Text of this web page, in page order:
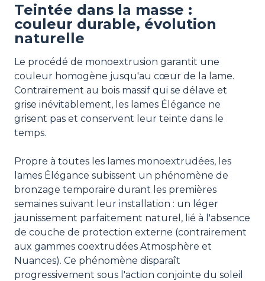
Teintée dans la masse :
couleur durable, évolution
naturelle
Le procédé de monoextrusion garantit une
couleur homogène jusqu'au cœur de la lame.
Contrairement au bois massif qui se délave et
grise inévitablement, les lames Élégance ne
grisent pas et conservent leur teinte dans le
temps.
Propre à toutes les lames monoextrudées, les
lames Élégance subissent un phénomène de
bronzage temporaire durant les premières
semaines suivant leur installation : un léger
jaunissement parfaitement naturel, lié à l'absence
de couche de protection externe (contrairement
aux gammes coextrudées Atmosphère et
Nuances). Ce phénomène disparaît
progressivement sous l'action conjointe du soleil